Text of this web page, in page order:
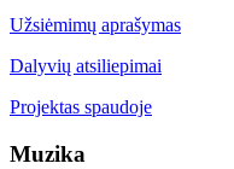
Užsiėmimų aprašymas
Dalyvių atsiliepimai
Projektas spaudoje
Muzika